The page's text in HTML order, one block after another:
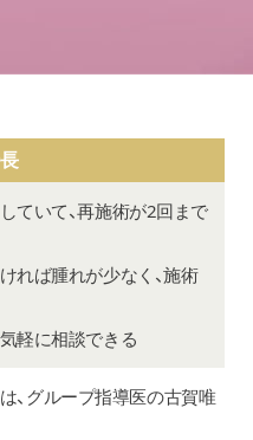
ていて、再施術が2回まで
れば腫れが少なく、施術
軽に相談できる
、グループ指導医の古賀唯